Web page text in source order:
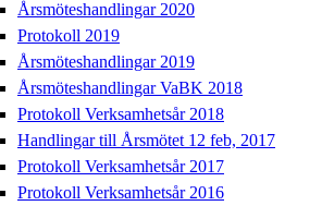
Årsmöteshandlingar 2020
Protokoll 2019
Årsmöteshandlingar 2019
Årsmöteshandlingar VaBK 2018
Protokoll Verksamhetsår 2018
Handlingar till Årsmötet 12 feb, 2017
Protokoll Verksamhetsår 2017
Protokoll Verksamhetsår 2016